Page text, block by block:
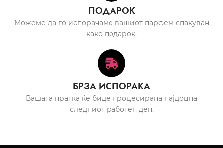
ПОДАРОК
Можеме да го испорачаме вашиот парфем спакуван
како подарок.
БРЗА ИСПОРАКА
Вашата пратка ќе биде процесирана најдоцна
следниот работен ден.